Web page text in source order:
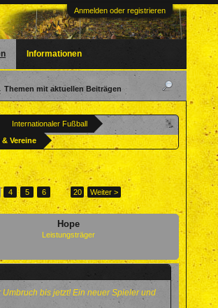
Anmelden oder registrieren
Internationaler Fußball
Vereine
4 5 6 → 20 Weiter >
Hope
Leistungsträger
bis jetzt! Ein neuer Spieler und
Themen mit aktuellen Beiträgen
Informationen